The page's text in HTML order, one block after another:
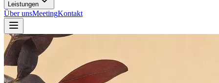
Leistungen
Über unsMeetingKontakt